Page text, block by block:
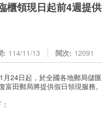
櫃領現日起前4週提供
: 114/11/13 閱次: 12091
24日起，於全國各地郵局儲匯
田郵局將提供假日領現服務。